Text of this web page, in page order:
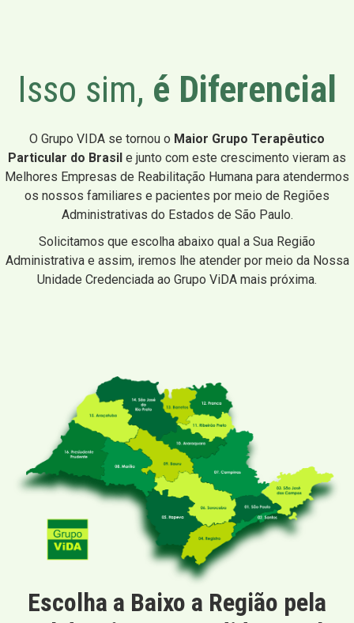
Isso sim, é Diferencial
O Grupo VIDA se tornou o Maior Grupo Terapêutico
Particular do Brasil e junto com este crescimento vieram as
Melhores Empresas de Reabilitação Humana para atendermos
os nossos familiares e pacientes por meio de Regiões
Administrativas do Estados de São Paulo.
Solicitamos que escolha abaixo qual a Sua Região
Administrativa e assim, iremos lhe atender por meio da Nossa
Unidade Credenciada ao Grupo ViDA mais próxima.
Escolha a Baixo a Região pela